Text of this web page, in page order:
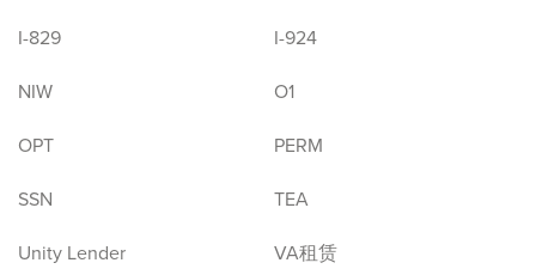
I-829
I-924
NIW
O1
OPT
PERM
SSN
TEA
Unity Lender
VA租赁